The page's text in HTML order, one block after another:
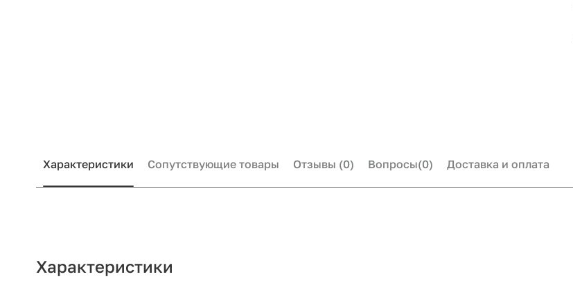
Характеристики Сопутствующие товары Отзывы (0) Вопросы(0) Доставка и оплата
Характеристики